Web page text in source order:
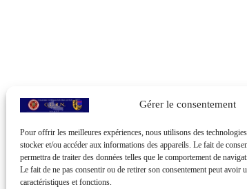
Gérer le consentement
Pour offrir les meilleures expériences, nous utilisons des
stocker et/ou accéder aux informations des appareils. Le fait de
permettra de traiter des données telles que le comportement de
Le fait de ne pas consentir ou de retirer son consentement peut avoir
caractéristiques et fonctions.